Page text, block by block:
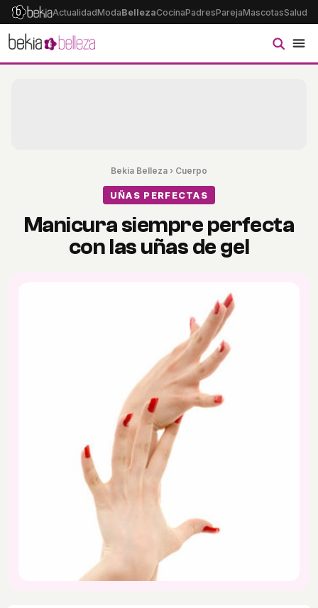
ActualidadModaBellezaCocinaPadresParejaMascotasSalud
Bekia Belleza › Cuerpo
UÑAS PERFECTAS
Manicura siempre perfecta
con las uñas de gel